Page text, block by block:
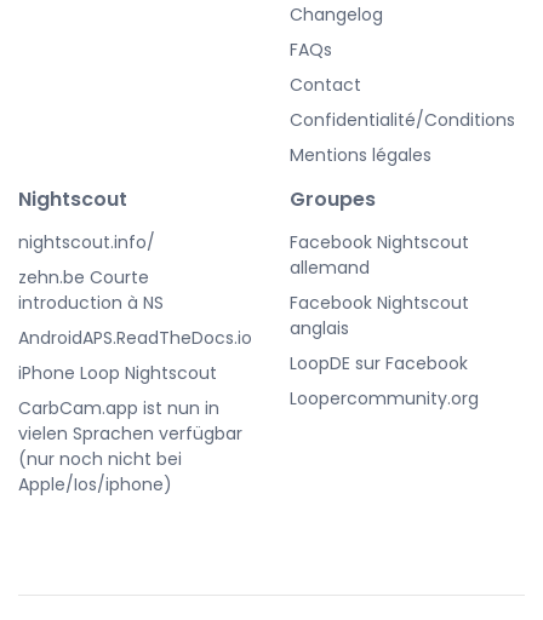
Changelog
FAQs
Contact
Confidentialité/Conditions
Mentions légales
Nightscout
nightscout.info/
zehn.be Courte
introduction à NS
AndroidAPS.ReadTheDocs.io
iPhone Loop Nightscout
CarbCam.app ist nun in
vielen Sprachen verfügbar
(nur noch nicht bei
Apple/Ios/iphone)
Groupes
Facebook Nightscout
allemand
Facebook Nightscout
anglais
LoopDE sur Facebook
Loopercommunity.org